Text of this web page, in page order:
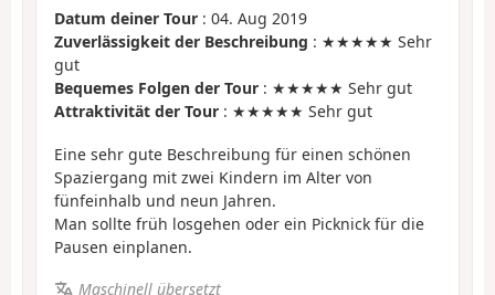
Datum deiner Tour : 04. Aug 2019
Zuverlässigkeit der Beschreibung : ★★★★★ Sehr
gut
Bequemes Folgen der Tour : ★★★★★ Sehr gut
Attraktivität der Tour : ★★★★★ Sehr gut
Eine sehr gute Beschreibung für einen schönen
Spaziergang mit zwei Kindern im Alter von
fünfeinhalb und neun Jahren.
Man sollte früh losgehen oder ein Picknick für die
Pausen einplanen.
Maschinell übersetzt